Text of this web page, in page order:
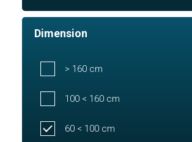
Dimension
> 160 cm
100 < 160 cm
60 < 100 cm